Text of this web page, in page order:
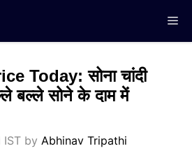
Today: सोना चांदी
बल्ले सोने के दाम में
by Abhinav Tripathi